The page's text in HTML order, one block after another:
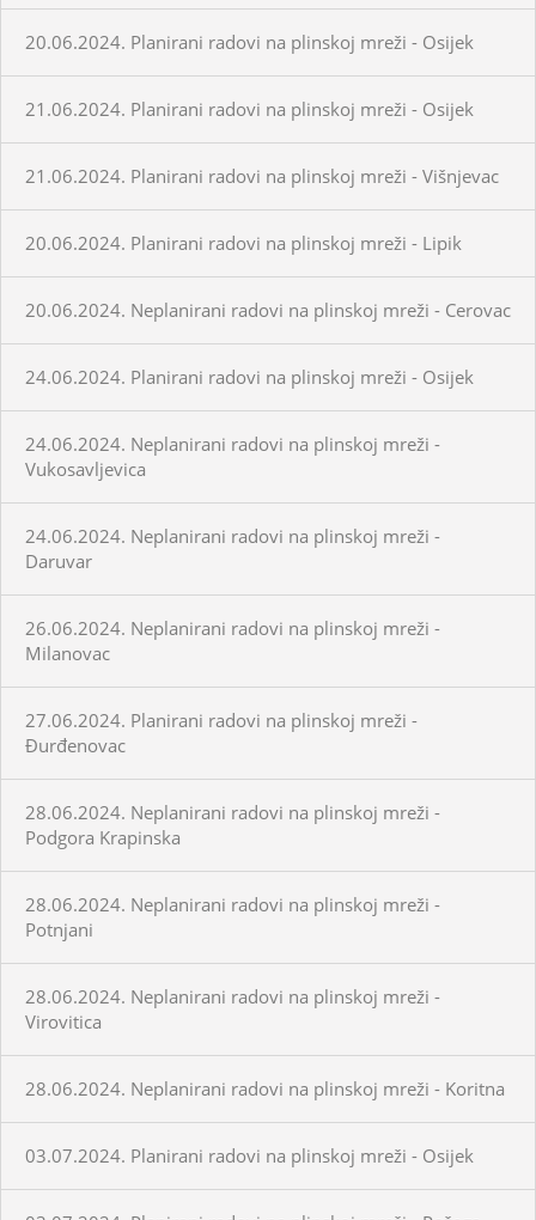
20.06.2024. Planirani radovi na plinskoj mreži - Osijek
21.06.2024. Planirani radovi na plinskoj mreži - Osijek
21.06.2024. Planirani radovi na plinskoj mreži - Višnjevac
20.06.2024. Planirani radovi na plinskoj mreži - Lipik
20.06.2024. Neplanirani radovi na plinskoj mreži - Cerovac
24.06.2024. Planirani radovi na plinskoj mreži - Osijek
24.06.2024. Neplanirani radovi na plinskoj mreži -
Vukosavljevica
24.06.2024. Neplanirani radovi na plinskoj mreži -
Daruvar
26.06.2024. Neplanirani radovi na plinskoj mreži -
Milanovac
27.06.2024. Planirani radovi na plinskoj mreži -
Đurđenovac
28.06.2024. Neplanirani radovi na plinskoj mreži -
Podgora Krapinska
28.06.2024. Neplanirani radovi na plinskoj mreži -
Potnjani
28.06.2024. Neplanirani radovi na plinskoj mreži -
Virovitica
28.06.2024. Neplanirani radovi na plinskoj mreži - Koritna
03.07.2024. Planirani radovi na plinskoj mreži - Osijek